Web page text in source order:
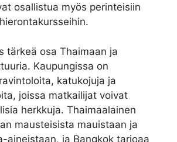
osallistua myös perinteisiin
tärkeä osa Thaimaan ja
Kaupungissa on
katukojuja ja
joissa matkailijat voivat
herkkuja. Thaimaalainen
mausteisista mauistaan ​​ja
aineistaan, ja Bangkok tarjoaa